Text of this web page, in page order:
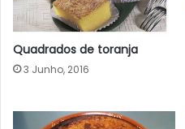
Quadrados de toranja
3 Junho, 2016